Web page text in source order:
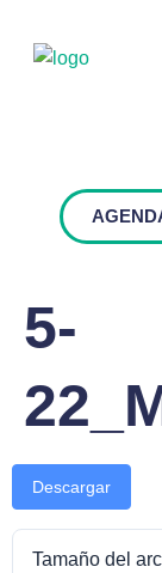
5-
Descargar
Tamaño del